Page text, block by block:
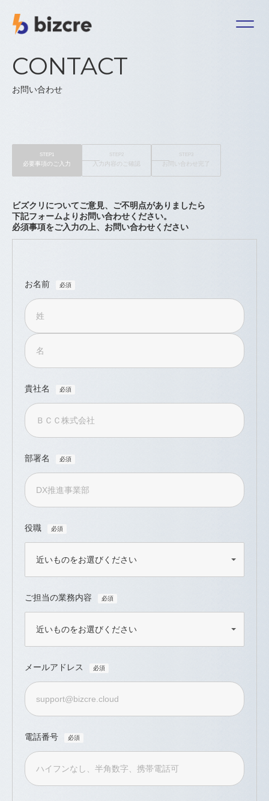
利用規約
特定商取引に関する法律に基づく表記
個人情報保護方針
ログイン 新規登録
CONTACT
お問い合わせ
STEP1
必要事項の ご入力
STEP2
入力内容の ご確認
STEP3
お問い合わせ 完了
ビズクリについてご意見、 ご不明点がありましたら
下記フォームよりお問い合わせください。
必須事項をご入力の上、 お問い合わせください
お名前
貴社名
部署名
役職
ご担当の業務内容
メールアドレス
電話番号